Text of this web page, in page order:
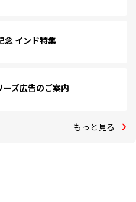
念 インド特集
ーズ広告のご案内
もっと見る